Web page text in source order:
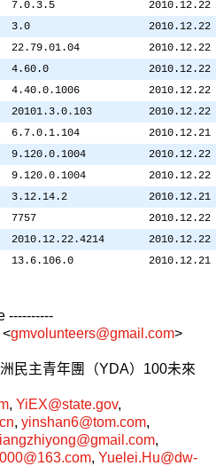
7.0.3.5
2010.12.22
3.0
2010.12.22
22.79.01.04
2010.12.22
4.60.0
2010.12.22
4.40.0.1006
2010.12.22
20101.3.0.103
2010.12.22
6.7.0.1.104
2010.12.21
9.120.0.1004
2010.12.22
9.120.0.1004
2010.12.22
3.12.14.2
2010.12.21
7757
2010.12.22
2010.12.22.4214
2010.12.22
13.6.106.0 2010.12.21
----------
<gmvolunteers@gmail.com>
民主青年團（YDA）100未來
, YiEX@state.gov,
, yinshan6@tom.com,
,
, Yuelei.Hu@dw-